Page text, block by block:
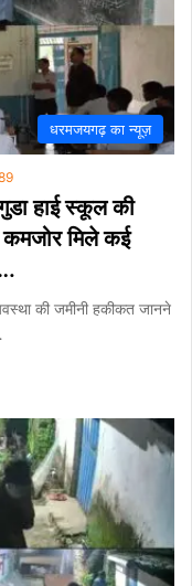
धरमजयगढ़ का न्यूज़
हाई स्कूल की
मिले कई
की जमीनी हकीकत जानने